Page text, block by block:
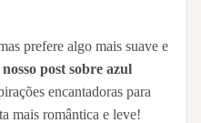
prefere algo mais suave e
post sobre azul
encantadoras para
mais romântica e leve!